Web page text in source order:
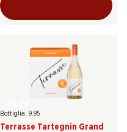
Bottiglia: 9.95
Terrasse Tartegnin Grand